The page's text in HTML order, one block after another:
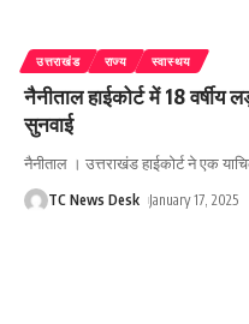
उत्तराखंड राज्य स्वास्थय
नैनीताल हाईकोर्ट में 18
सुनवाई
नैनीताल । उत्तराखंड हाईकोर्ट ने एक
TC News Desk January 17, 2025